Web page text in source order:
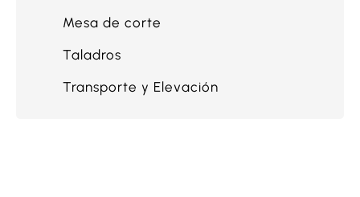
Mesa de corte
Taladros
Transporte y Elevación